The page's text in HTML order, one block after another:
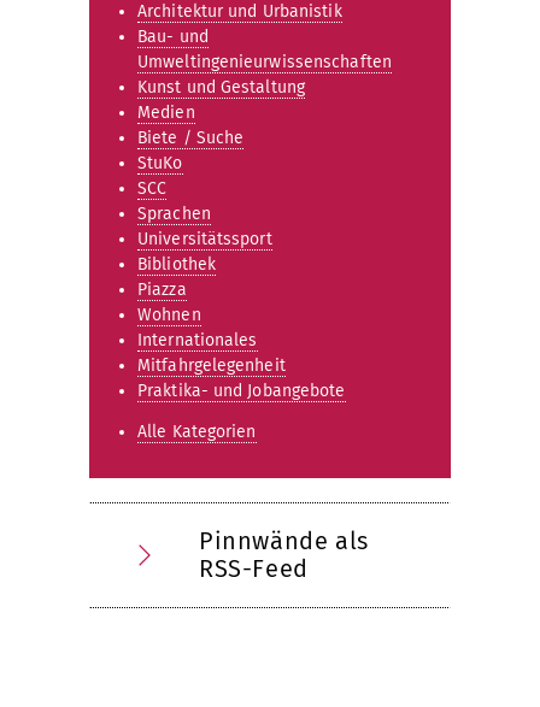
Architektur und Urbanistik
Bau- und
Umweltingenieurwissenschaften
Kunst und Gestaltung
Medien
Biete / Suche
StuKo
SCC
Sprachen
Universitätssport
Bibliothek
Piazza
Wohnen
Internationales
Mitfahrgelegenheit
Praktika- und Jobangebote
Alle Kategorien
Pinnwände als
RSS-Feed